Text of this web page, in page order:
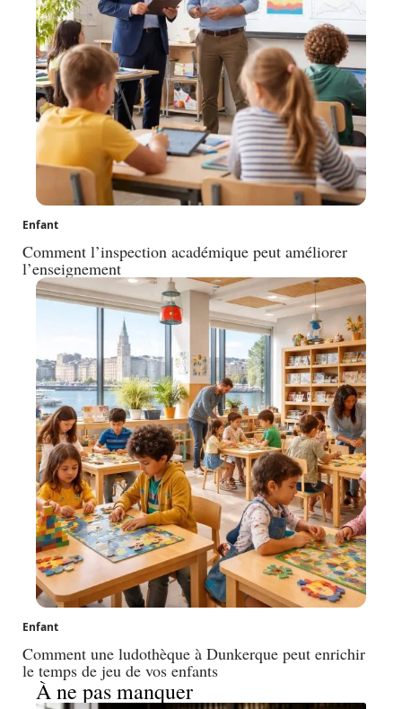
Enfant
Comment l’inspection académique peut améliorer
l’enseignement
Enfant
Comment une ludothèque à Dunkerque peut enrichir
le temps de jeu de vos enfants
À ne pas manquer